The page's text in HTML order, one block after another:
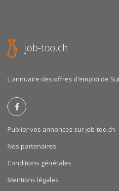
job-too.ch
L'annuaire des offres d'emploi de
Publier vos annonces sur job-too.ch
Nos partenaires
Conditions générales
Mentions légales